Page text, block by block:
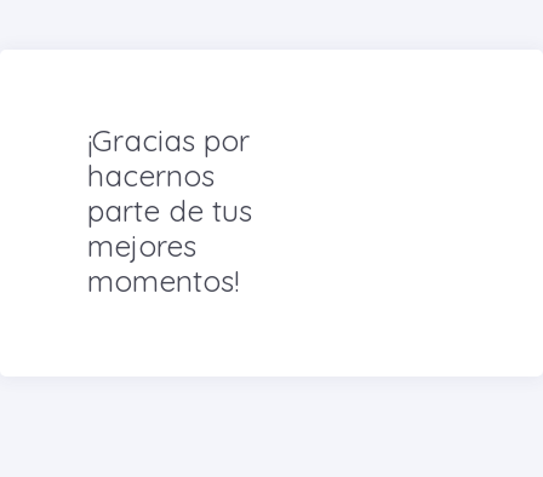
¡Gracias por
hacernos
parte de tus
mejores
momentos!